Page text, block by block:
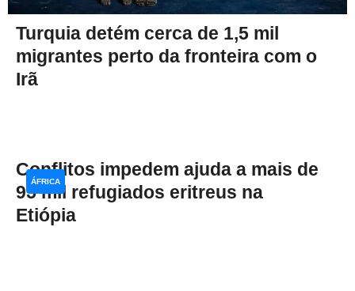
Turquia detém cerca de 1,5 mil
migrantes perto da fronteira com o
Irã
Conflitos impedem ajuda a mais de
95 mil refugiados eritreus na
Etiópia
ÁFRICA